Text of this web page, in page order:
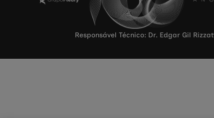
Responsável Técnico: Dr. Edgar Gil